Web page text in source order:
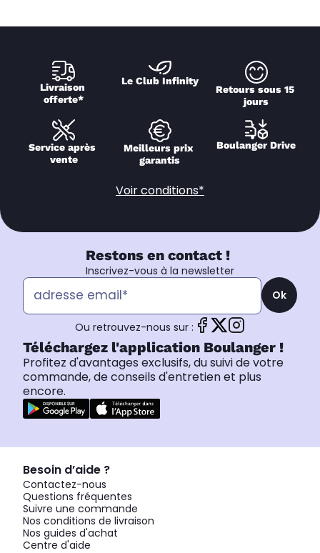
Livraison
offerte*
Le Club Infinity
Retours sous 15
jours
Service après
vente
Meilleurs prix
garantis
Boulanger Drive
Voir conditions*
Restons en contact !
Inscrivez-vous à la newsletter
Ok
Ou retrouvez-nous sur :
Téléchargez l'application Boulanger !
Profitez d'avantages exclusifs, du suivi de votre
commande, de conseils d'entretien et plus
encore.
Besoin d’aide ?
Contactez-nous
Questions fréquentes
Suivre une commande
Nos conditions de livraison
Nos guides d'achat
Centre d'aide